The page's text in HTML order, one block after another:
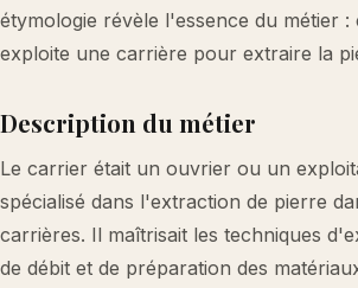
étymologie révèle l'essence du métier :
exploite une carrière pour extraire la
Description du métier
Le carrier était un ouvrier ou un
spécialisé dans l'extraction de pierre
carrières. Il maîtrisait les techniques
de débit et de préparation des